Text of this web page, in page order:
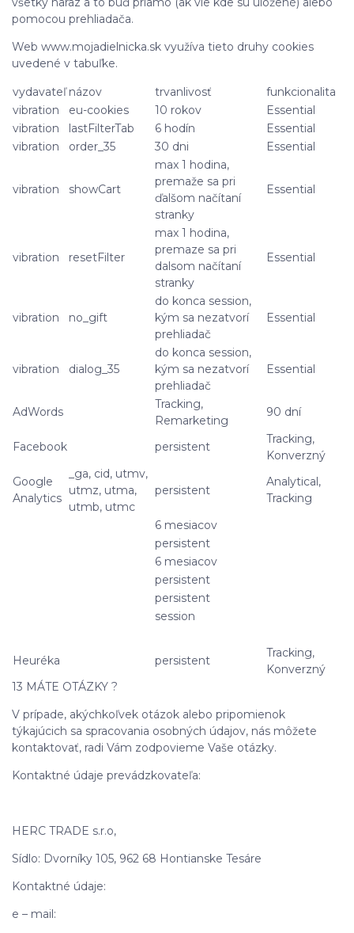
pomocou prehliadača.
Web www.mojadielnicka.sk využíva tieto druhy cookies
uvedené v tabuľke.
vydavateľ názov trvanlivosť
funkcionalita
vibration
eu-cookies 10 rokov
Essential
vibration
lastFilterTab 6 hodín
Essential
vibration
order_35 30 dni Essential
vibration showCart
max 1 hodina,
premaže sa pri
ďalšom načítaní
stranky
Essential
vibration resetFilter
max 1 hodina,
premaze sa pri
dalsom načítaní
stranky
Essential
vibration no_gift
do konca session,
kým sa nezatvorí
prehliadač
Essential
vibration dialog_35
do konca session,
kým sa nezatvorí
prehliadač
Essential
AdWords
Tracking,
Remarketing
90 dní
Facebook persistent
Tracking,
Konverzný
Google
Analytics
_ga, cid, utmv,
utmz, utma,
utmb, utmc
persistent
Analytical,
Tracking
6 mesiacov
persistent
6 mesiacov
persistent
persistent
session
Heuréka persistent
Tracking,
Konverzný
13 MÁTE OTÁZKY ?
V prípade, akýchkoľvek otázok alebo pripomienok
týkajúcich sa spracovania osobných údajov, nás môžete
kontaktovať, radi Vám zodpovieme Vaše otázky.
Kontaktné údaje prevádzkovateľa:
HERC TRADE s.r.o,
Sídlo: Dvorníky 105, 962 68 Hontianske Tesáre
Kontaktné údaje:
e – mail: